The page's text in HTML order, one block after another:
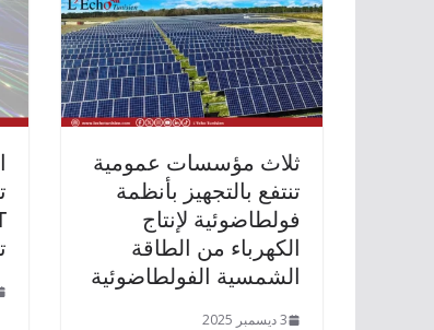
ثلاث مؤسسات عمومية
تنتفع بالتجهيز بأنظمة
فولطاضوئية لإنتاج
الكهرباء من الطاقة
الشمسية الفولطاضوئية
3 ديسمبر 2025